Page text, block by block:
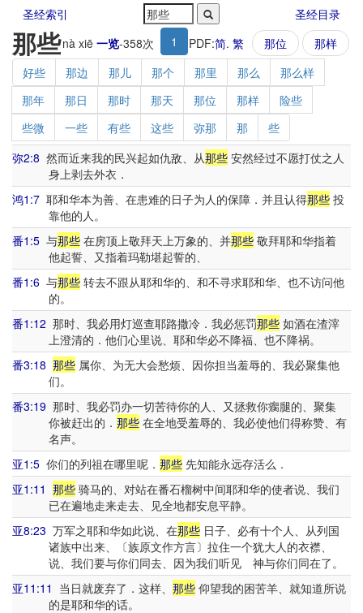
圣经索引 圣经目录
那些nà xiē 一览-358次 1 PDF:简. 繁 那位
那样
好些
那边 那儿 那个 那里 那么
那么样
那年
那日 那时 那天 那位 那样
险些
些微
一些 有些 这些 弥那 那
些
弥2:8 然而近来我的民兴起如仇敌、从那些 安然经过不愿打仗之人
身上剥去外衣．
鸿1:7 耶和华本为善、在患难的日子为人的保障．并且认得那些 投
靠他的人。
番1:5 与那些 在房顶上敬拜天上万象的、并那些 敬拜耶和华指着
他起誓、又指着玛勒堪起誓的、
番1:6 与那些 转去不跟从耶和华的、和不寻求耶和华、也不访问他
的。
番1:12 那时、我必用灯巡查耶路撒冷．我必惩罚那些 如酒在渣滓
上澄清的．他们心里说、耶和华必不降福、也不降祸。
番3:18 那些 属你、为无大会愁烦、因你担当羞辱的、我必聚集他
们。
番3:19 那时、我必罚办一切苦待你的人、又拯救你瘸腿的、聚集
你被赶出的． 那些在全地受羞辱的、我必使他们得称赞、有
名声。
亚1:5 你们的列祖在哪里呢． 那些 先知能永远存活么．
亚1:11 那些 骑马的、对站在番石榴树中间耶和华的使者说、我们
已在遍地走来走去、见全地都安息平静。
亚8:23 万军之耶和华如此说、在那些 日子、必有十个人、从列国
诸族中出来、〔族原文作方言〕拉住一个犹大人的衣襟、
说、我们要与你们同去、因为我们听见 神与你们同在了。
亚11:11 当日就废弃了．这样、 那些 仰望我的困苦羊、就知道所说
的是耶和华的话。